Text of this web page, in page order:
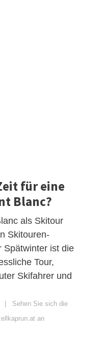
für eine
Blanc?
als Skitour
Skitouren-
Spätwinter ist die
Tour,
Skifahrer und
| Sehen Sie sich die
an